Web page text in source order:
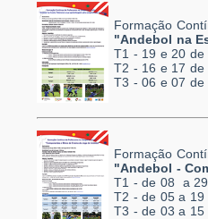
Formação
"Andebol na
T1 - 19 e 20 de
T2 - 16 e 17 de
T3 - 06 e 07 de
Formação
"Andebol -
T1 - de 08 a
T2 - de 05 a 19
T3 - de 03 a 15